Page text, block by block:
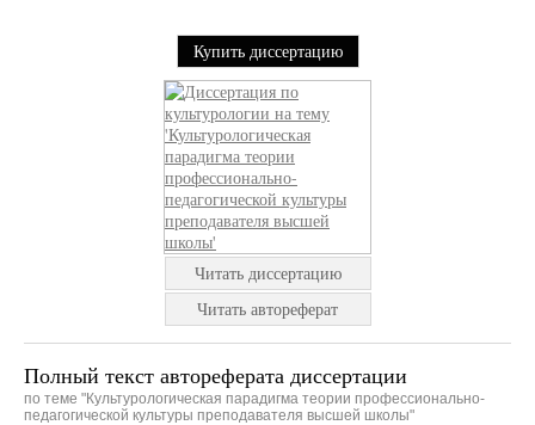
Купить диссертацию
Читать диссертацию
Читать автореферат
Полный текст автореферата диссертации
по теме "Культурологическая парадигма теории профессионально-
педагогической культуры преподавателя высшей школы"